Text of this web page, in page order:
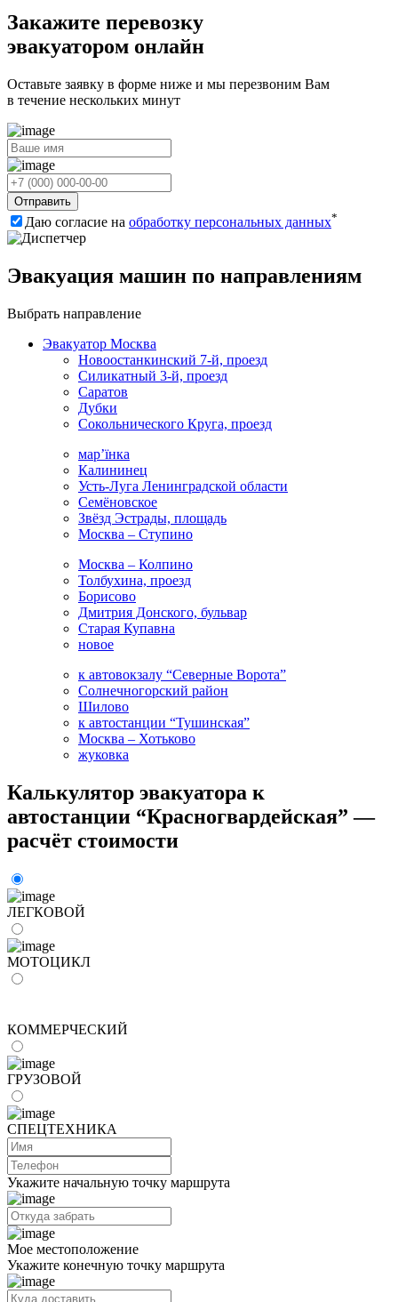
Закажите перевозку
эвакуатором онлайн
Оставьте заявку в форме ниже и мы перезвоним Вам
в течение нескольких минут
Отправить
Даю согласие на обработку персональных данных*
Эвакуация машин по направлениям
Выбрать направление
Эвакуатор Москва
Новоостанкинский 7-й, проезд
Силикатный 3-й, проезд
Саратов
Дубки
Сокольнического Круга, проезд
мар’їнка
Калининец
Усть-Луга Ленинградской области
Семёновское
Звёзд Эстрады, площадь
Москва – Ступино
Москва – Колпино
Толбухина, проезд
Борисово
Дмитрия Донского, бульвар
Старая Купавна
новое
к автовокзалу “Северные Ворота”
Солнечногорский район
Шилово
к автостанции “Тушинская”
Москва – Хотьково
жуковка
Калькулятор эвакуатора к
автостанции “Красногвардейская” —
расчёт стоимости
ЛЕГКОВОЙ
МОТОЦИКЛ
КОММЕРЧЕСКИЙ
ГРУЗОВОЙ
СПЕЦТЕХНИКА
Укажите начальную точку маршрута
Мое местоположение
Укажите конечную точку маршрута